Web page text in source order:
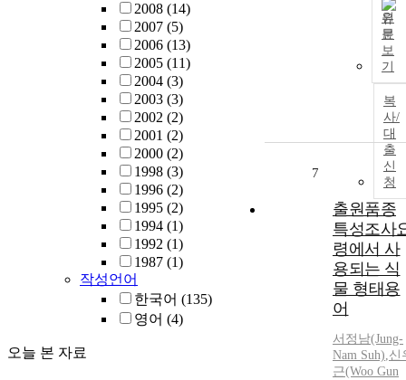
2008 (14)
2007 (5)
2006 (13)
2005 (11)
2004 (3)
2003 (3)
2002 (2)
2001 (2)
2000 (2)
1998 (3)
1996 (2)
1995 (2)
1994 (1)
1992 (1)
1987 (1)
작성언어
한국어 (135)
영어 (4)
오늘 본 자료
원
문
보
기
복
사/
대
출
신
청
7
출원품종
특성조사
령에서 사
용되는 식
물 형태용
어
서정 남(Jung-
Nam Suh),신
근(Woo Gun